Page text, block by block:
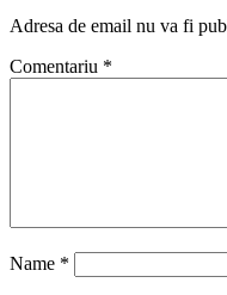
Adresa de email nu va fi
Comentariu *
Name *